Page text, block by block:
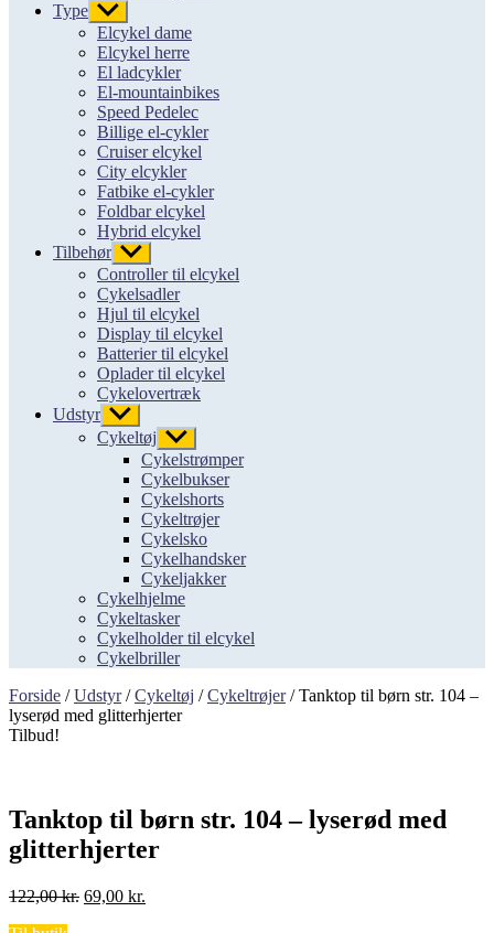
Type Vis
undermenu
Elcykel dame
Elcykel herre
El ladcykler
El-mountainbikes
Speed Pedelec
Billige el-cykler
Cruiser elcykel
City elcykler
Fatbike el-cykler
Foldbar elcykel
Hybrid elcykel
Tilbehør Vis
undermenu
Controller til elcykel
Cykelsadler
Hjul til elcykel
Display til elcykel
Batterier til elcykel
Oplader til elcykel
Cykelovertræk
Udstyr Vis
undermenu
Cykeltøj Vis
undermenu
Cykelstrømper
Cykelbukser
Cykelshorts
Cykeltrøjer
Cykelsko
Cykelhandsker
Cykeljakker
Cykelhjelme
Cykeltasker
Cykelholder til elcykel
Cykelbriller
Forside /Udstyr/Cykeltøj /Cykeltrøjer/ Tanktop til børn str. 104 –
lyserød med glitterhjerter
Tilbud!
Tanktop til børn str. 104 – lyserød med
glitterhjerter
122,00kr. Den
69,00 kr.